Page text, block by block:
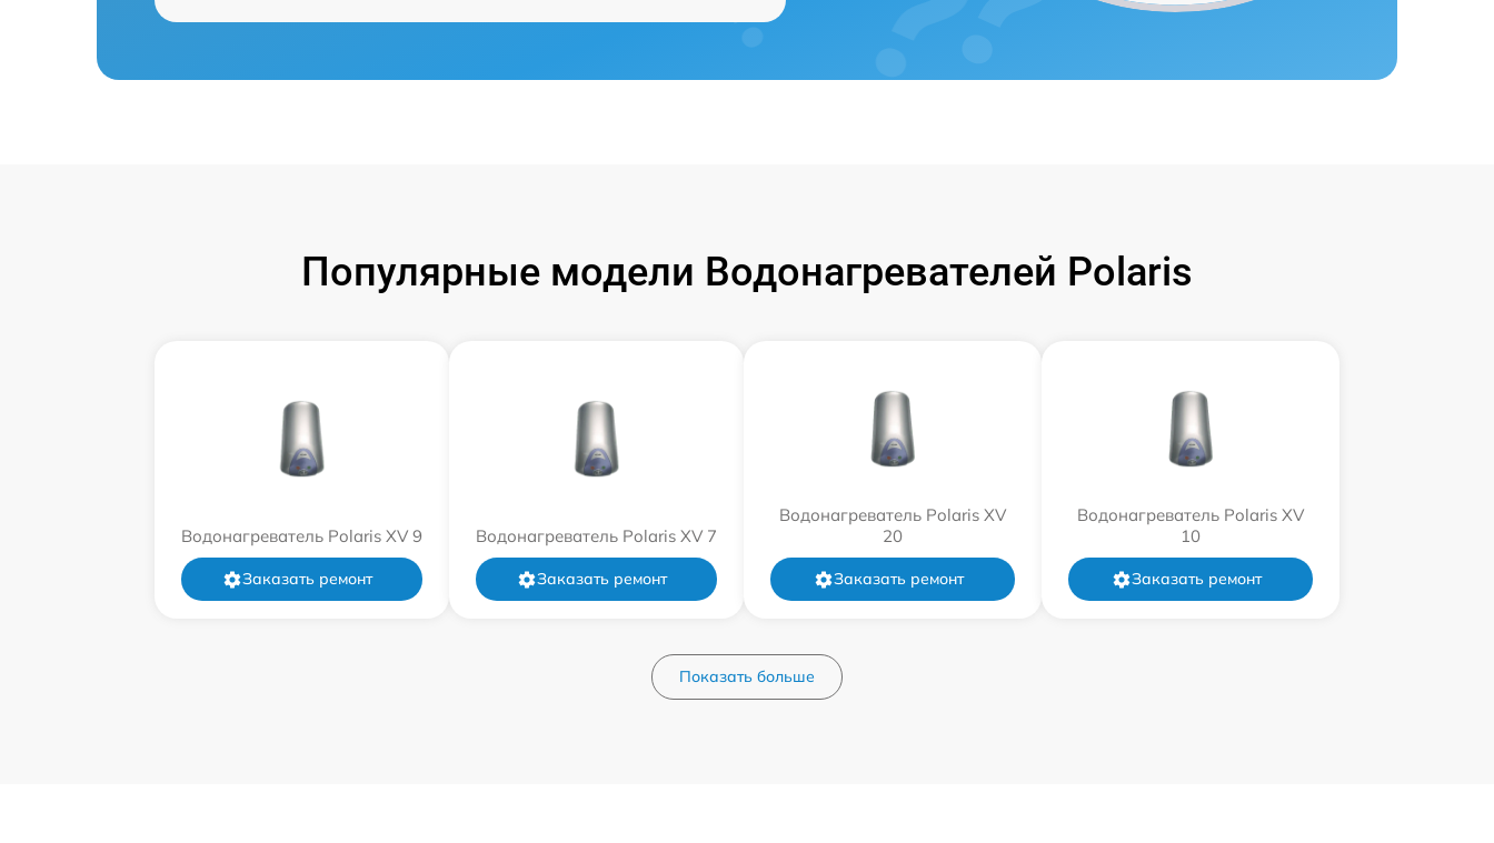
Популярные модели Водонагревателей Polaris
Водонагреватель Polaris XV 9
Заказать ремонт
Водонагреватель Polaris XV 7
Заказать ремонт
Водонагреватель Polaris XV
20
Заказать ремонт
Водонагреватель Polaris XV
10
Заказать ремонт
Показать больше